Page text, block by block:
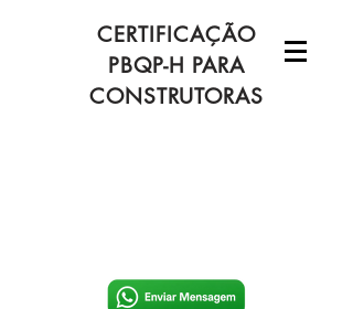
CERTIFICAÇÃO
PBQP-H PARA
CONSTRUTORAS